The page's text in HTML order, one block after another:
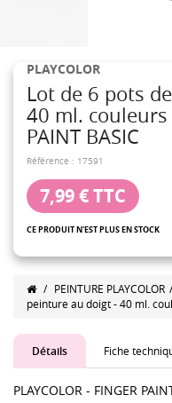
PLAYCOLOR
Lot de 6 pots
40 ml. couleurs
PAINT BASIC
Référence : 17591
7,99 €TTC
CE PRODUIT N'EST PLUS EN STOCK
/ PEINTURE PLAYCOLOR /
peinture au doigt - 40 ml.
Détails Fiche
PLAYCOLOR - FINGER